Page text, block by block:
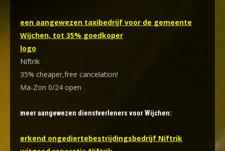
een aangewezen taxibedrijf voor de gemeente
Wijchen, tot 35% goedkoper
logo
Niftrik
35% cheaper,free cancelation!
Ma-Zon 0/24 open
meer aangewezen dienstverleners voor Wijchen:
erkend ongediertebestrijdingsbedrijf Niftrik